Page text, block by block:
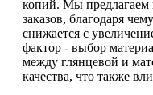
копий. Мы предлагаем
заказов, благодаря
снижается с
фактор - выбор
между глянцевой и
качества, что также